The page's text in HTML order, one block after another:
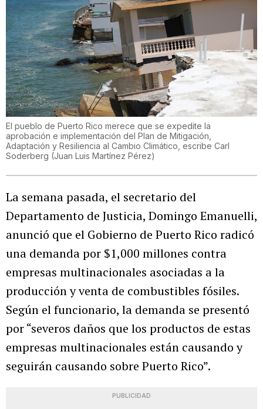
El pueblo de Puerto Rico merece que se expedite la
aprobación e implementación del Plan de Mitigación,
Adaptación y Resiliencia al Cambio Climático, escribe Carl
Soderberg (Juan Luis Martínez Pérez)
La semana pasada, el secretario del
Departamento de Justicia, Domingo Emanuelli,
anunció que el Gobierno de Puerto Rico radicó
una demanda por $1,000 millones contra
empresas multinacionales asociadas a la
producción y venta de combustibles fósiles.
Según el funcionario, la demanda se presentó
por “severos daños que los productos de estas
empresas multinacionales están causando y
seguirán causando sobre Puerto Rico”.
PUBLICIDAD